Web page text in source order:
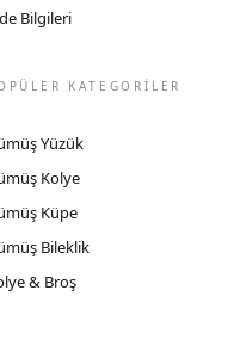
Bilgileri
KATEGORİLER
Yüzük
Kolye
Küpe
Bileklik
& Broş